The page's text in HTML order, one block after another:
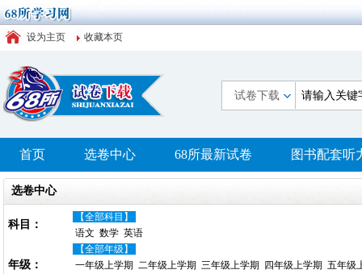
设为主页 收藏本页
试卷下载
首页 选卷中心 68所最新试卷 图书配套听
选卷中心
科目：
【全部科目】
语文 数学 英语
年级：
【全部年级】
一年级上学期 二年级上学期 三年级上学期 四年级上学期 五年级